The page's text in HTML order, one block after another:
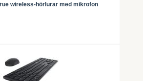
wireless-hörlurar med mikrofon